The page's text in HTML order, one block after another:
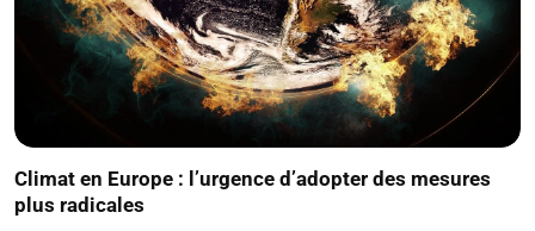
Climat en Europe : l’urgence d’adopter des mesures
plus radicales